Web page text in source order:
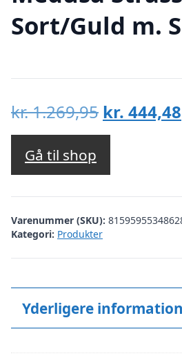
Sort/Guld m.
kr.1.269,95 Den
oprindelige
var:
kr.
kr. 444,48
Gå til shop
Varenummer (SKU):
Kategori: Produkter
Yderligere information